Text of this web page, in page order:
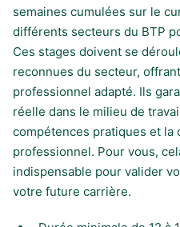
semaines cumulées sur le
différents secteurs du BTP
Ces stages doivent se
reconnues du secteur,
professionnel adapté. Ils
réelle dans le milieu de
compétences pratiques et la
professionnel. Pour vous,
indispensable pour valider
votre future carrière.